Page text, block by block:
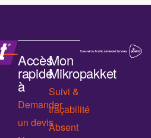
Accès
rapide
à
Demander
un devis
Mon
Mikropakket
Suivi &
traçabilité
Absent